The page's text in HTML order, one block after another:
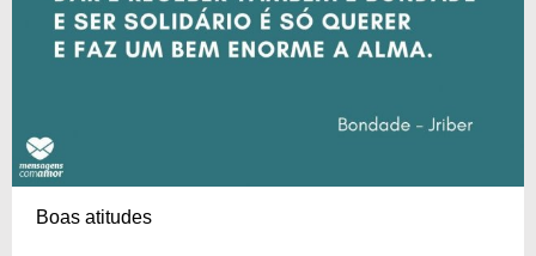
Boas atitudes